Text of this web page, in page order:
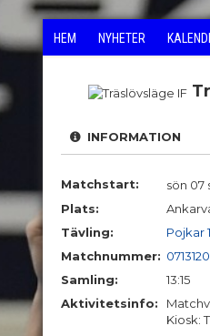
HEM NYHETER
INFORMATION
Matchstart:
sön 07
Plats:
Tävling:
Pojkar
Matchnummer:
Samling:
13:15
Aktivitetsinfo:
Kiosk: